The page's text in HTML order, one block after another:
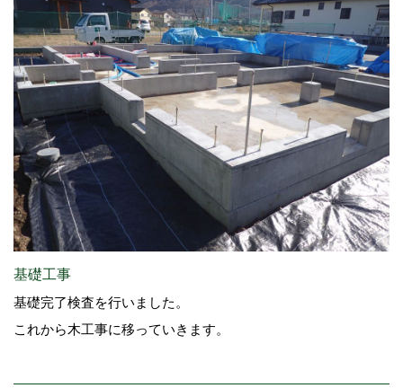
基礎工事
基礎完了検査を行いました。
これから木工事に移っていきます。